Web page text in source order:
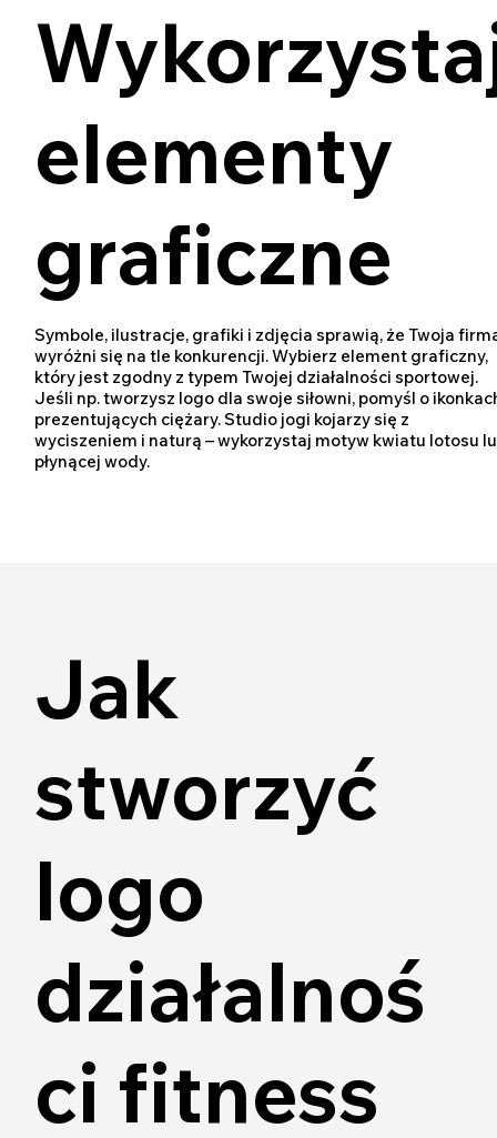
elementy
graficzne
Symbole, ilustracje, grafiki i zdjęcia sprawią, że Twoja
wyróżni się na tle konkurencji. Wybierz element graficzny,
który jest zgodny z typem Twojej działalności sportowej.
Jeśli np. tworzysz logo dla swoje siłowni, pomyśl o
prezentujących ciężary. Studio jogi kojarzy się z
wyciszeniem i naturą – wykorzystaj motyw kwiatu lotosu
płynącej wody.
Jak
stworzyć
logo
działalnoś
ci fitness